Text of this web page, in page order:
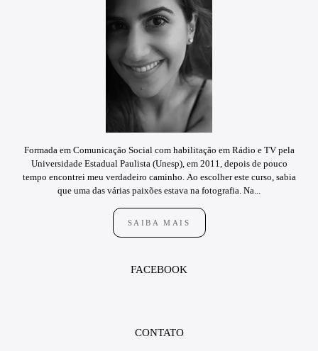
Formada em Comunicação Social com habilitação em Rádio e TV pela
Universidade Estadual Paulista (Unesp), em 2011, depois de pouco
tempo encontrei meu verdadeiro caminho. Ao escolher este curso, sabia
que uma das várias paixões estava na fotografia. Na...
SAIBA MAIS
FACEBOOK
CONTATO